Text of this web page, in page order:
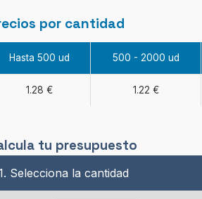
por cantidad
Hasta 500 ud 500 - 2000 ud
1.28 € 1.22 €
tu presupuesto
Selecciona la cantidad